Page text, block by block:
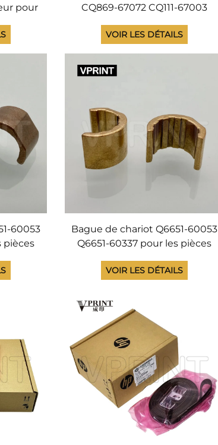
pour
T7200
CQ869-67072 CQ111-67003
chariot 60 pouces pour HP
Z6100 Z6200 Traceur Part
VOIR LES DÉTAILS
60053
pièces
Bague de chariot Q6651-60053
Q6651-60337 pour les pièces
Z4500 Z6100 Z6200 Z6600
VOIR LES DÉTAILS